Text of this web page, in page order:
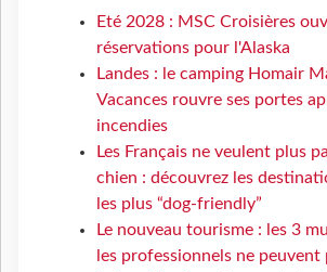
Eté 2028 : MSC Croisières
réservations pour l'Alaska
Landes : le camping Homair
Vacances rouvre ses portes
incendies
Les Français ne veulent plus
chien : découvrez les
les plus “dog-friendly”
Le nouveau tourisme : les 3
les professionnels ne